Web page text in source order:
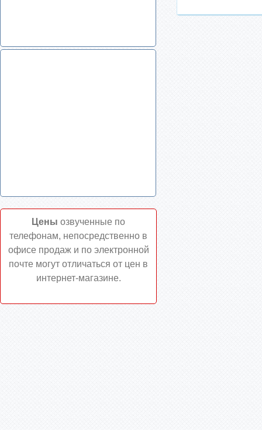
Цены озвученные по
телефонам, непосредственно в
офисе продаж и по электронной
почте могут отличаться от цен в
интернет-магазине.